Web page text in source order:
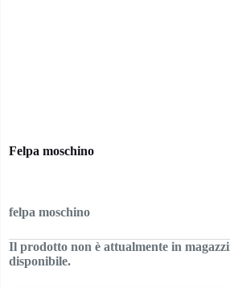
Felpa moschino
felpa moschino
Il prodotto non è attualmente in
disponibile.